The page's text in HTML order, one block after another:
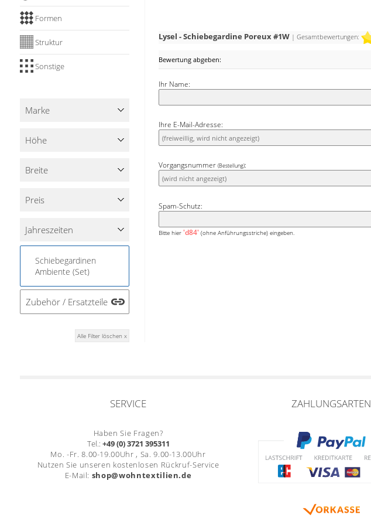
Formen
Struktur
Sonstige
Marke
Höhe
Breite
Preis
Jahreszeiten
Schiebegardinen
Ambiente (Set)
Zubehör / Ersatzteile
Alle Filter löschen x
Lysel - Schiebegardine Poreux #1W| Gesamtbewertungen:
Bewertung abgeben:
Ihr Name:
Ihre E-Mail-Adresse:
Vorgangsnummer (Bestellung):
Spam-Schutz:
Bitte hier 'd84' (ohne Anführungsstriche) eingeben.
SERVICE
Haben Sie Fragen?
Tel.: +49 (0) 3721 395311
Mo. -Fr. 8.00-19.00Uhr , Sa. 9.00-13.00Uhr
Nutzen Sie unseren kostenlosen Rückruf-Service
E-Mail: shop@wohntextilien.de
ZAHLUNGSARTEN